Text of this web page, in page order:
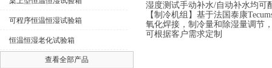
可程序恒温恒湿试验箱
恒温恒湿老化试验箱
查看全部产品
湿度测试手动补水/自动补水均可
【制冷机组】基于法国泰康
氧化焊接，制冷量和除湿量调节
可根据客户需求定制